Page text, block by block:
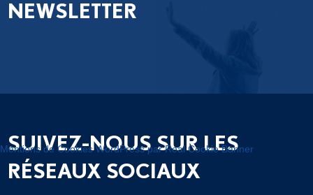
NEWSLETTER
SUIVEZ-NOUS SUR LES
RÉSEAUX SOCIAUX
Mentions de Cookies WordPress par Real Cookie Banner